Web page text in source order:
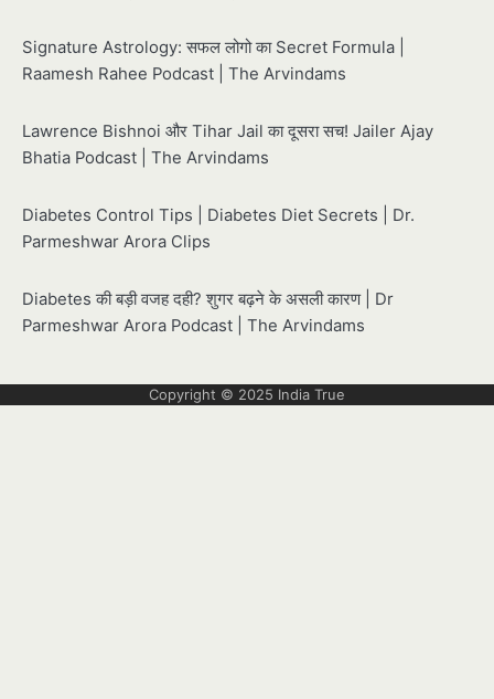
Signature Astrology: सफल लोगो का Secret Formula |
Raamesh Rahee Podcast | The Arvindams
Lawrence Bishnoi और Tihar Jail का दूसरा सच! Jailer Ajay
Bhatia Podcast | The Arvindams
Diabetes Control Tips | Diabetes Diet Secrets | Dr.
Parmeshwar Arora Clips
Diabetes की बड़ी वजह दही? शुगर बढ़ने के असली कारण | Dr
Parmeshwar Arora Podcast | The Arvindams
Copyright © 2025 India True